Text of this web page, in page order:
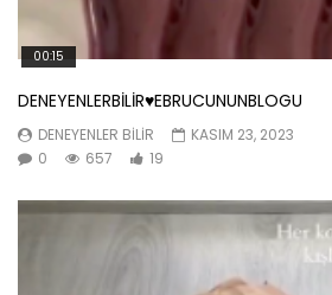
00:15
DENEYENLERBİLİR♥️EBRUCUNUNBLOGU
DENEYENLER BILIR
KASIM 23, 2023
0
657 19